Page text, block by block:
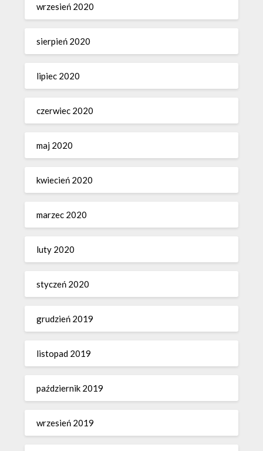
wrzesień 2020
sierpień 2020
lipiec 2020
czerwiec 2020
maj 2020
kwiecień 2020
marzec 2020
luty 2020
styczeń 2020
grudzień 2019
listopad 2019
październik 2019
wrzesień 2019